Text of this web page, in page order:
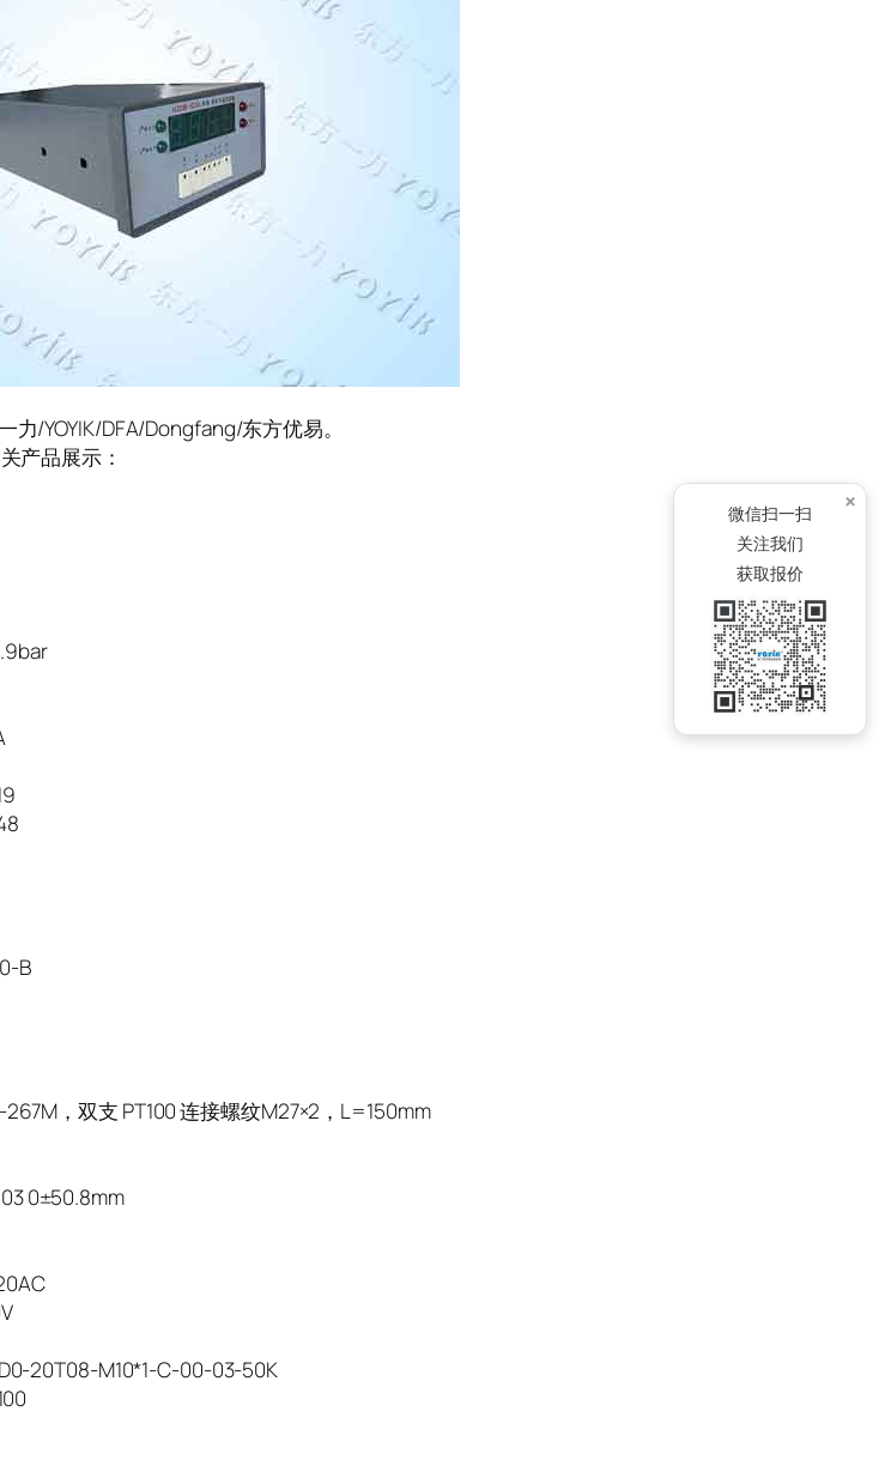
/YOYIK/DFA/Dongfang/东方优易。
产品展示：
B
，双支 PT100 连接螺纹M27×2，L=150mm
0±50.8mm
20T08-M10*1-C-00-03-50K
×
微信扫一扫
关注我们
获取报价